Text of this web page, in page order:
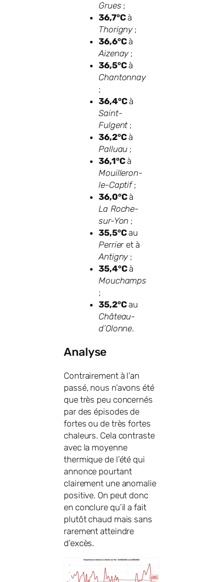
Grues ;
36,7°Cà
Thorigny;
36,6°Cà
Aizenay;
36,5°Cà
Chantonnay
;
36,4°Cà
Saint-
Fulgent;
36,2°Cà
Palluau ;
36,1°Cà
Mouilleron-
le-Captif;
36,0°Cà
La Roche-
sur-Yon ;
35,5°Cau
Perrier et à
Antigny;
35,4°Cà
Mouchamps
;
35,2°Cau
Château-
d’Olonne.
Analyse
Contrairement à l’an
passé, nous n’avons été
que très peu concernés
par des épisodes de
fortes ou de très fortes
chaleurs. Cela contraste
avec la moyenne
thermique de l’été qui
annonce pourtant
clairement une anomalie
positive. On peut donc
en conclure qu’il a fait
plutôt chaud mais sans
rarement atteindre
d’excès.